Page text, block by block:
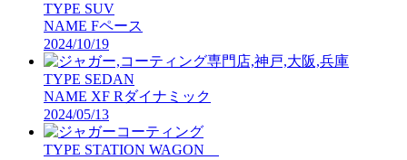
TYPE SUV
NAME Fペース
2024/10/19
TYPE SEDAN
NAME XF Rダイナミック
2024/05/13
TYPE STATION WAGON